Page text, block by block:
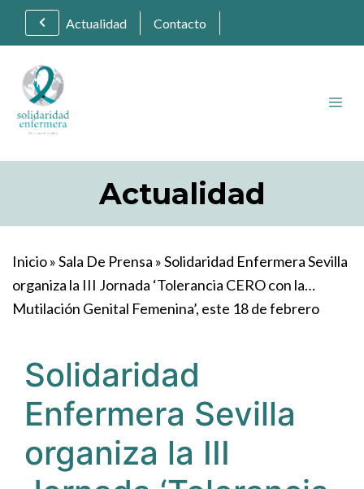
Actualidad Contacto
Actualidad
Inicio»Sala De Prensa »Solidaridad Enfermera Sevilla
organiza la III Jornada ‘Tolerancia CERO con la
Mutilación Genital Femenina’, este 18 de febrero
Solidaridad
Enfermera Sevilla
organiza la III